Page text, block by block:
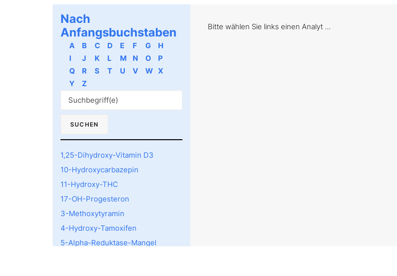
Nach
Anfangsbuchstaben
A B C D E F G
H
I
J K L M N O
P
Q
R S T U V W X
Y
Z
1,25-Dihydroxy-Vitamin D3
10-Hydroxycarbazepin
11-Hydroxy-THC
17-OH-Progesteron
3-Methoxytyramin
4-Hydroxy-Tamoxifen
5-Alpha-Reduktase-Mangel
Bitte wählen Sie links einen Analyt ...